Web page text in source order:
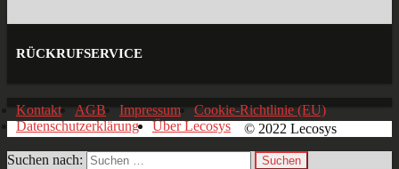
RÜCKRUFSERVICE
Kontakt AGB Impressum
Cookie-Richtlinie (EU)
Datenschutzerklärung
Über Lecosys © 2022 Lecosys
Suchen nach: